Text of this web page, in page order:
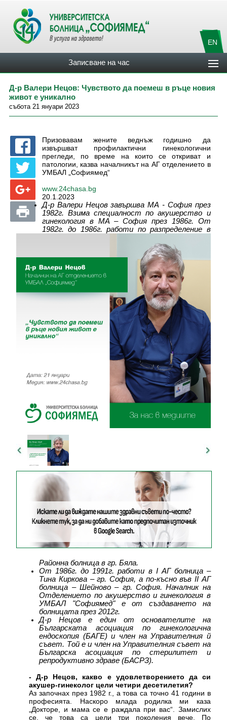
EN
Записване на час
Д-р Валери Нецов: Чувството да поемеш в ръце новия
живот е уникално
събота 21 януари 2023
Призовавам жените веднъж годишно да
извършват профилактични гинекологични
прегледи, по време на които се откриват и
патологии, казва началникът на АГ отделението в
УМБАЛ „Софиямед“
www.24chasa.bg
20.1.2023
Д-р Валери Нецов завършва МА - София през
1982г. Взима специалност по акушерство и
гинекология в МА – София през 1986г. От
1982г. до 1986г. работи по разпределение в
Районна болница в гр. Бяла.
От 1986г. до 1991г. работи в I АГ болница –
Тина Киркова – гр. София, а по-късно във II АГ
болница – Шейново – гр. София. Началник на
Отделението по акушерство и гинекология в
УМБАЛ "Софиямед" е от създаването на
болницата през 2012г.
Д-р Нецов е един от основателите на
Българската асоциация по гинекологична
ендоскопия (БАГЕ) и член на Управителния й
съвет. Той е и член на Управителния съвет на
Българска асоциация по стерилитет и
репродуктивно здраве (БАСРЗ).
- Д-р Нецов, какво е удовлетворението да си
акушер-гинеколог цели четири десетилетия?
Аз започнах през 1982 г., а това са точно 41 години в
професията. Наскоро млада родилка ми каза
„Докторе, и мама се е раждала при вас“. Замислих
се, че това са цели три поколения вече. По